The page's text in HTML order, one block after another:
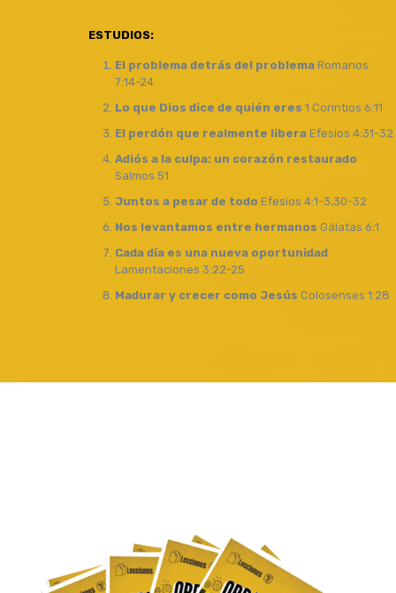
ESTUDIOS:
El problema detrás del problema Romanos
7:14-24
Lo que Dios dice de quién eres 1 Corintios 6:11
El perdón que realmente libera Efesios 4:31-32
Adiós a la culpa: un corazón restaurado
Salmos 51
Juntos a pesar de todo Efesios 4:1-3,30-32
Nos levantamos entre hermanos Gálatas 6:1
Cada día es una nueva oportunidad
Lamentaciones 3:22-25
Madurar y crecer como Jesús Colosenses 1:28